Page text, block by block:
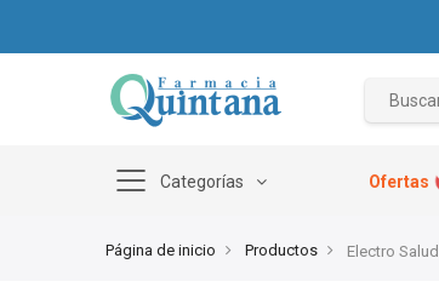
Categorías Ofertas
Página de inicio Productos Electro Salud